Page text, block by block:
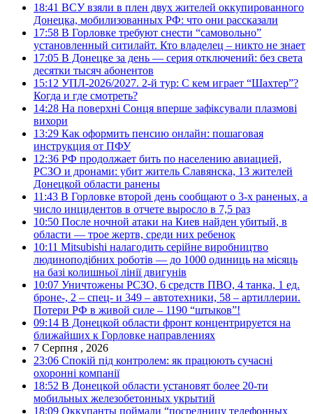
18:41 ВСУ взяли в плен двух жителей оккупированного
Донецка, мобилизованных РФ: что они рассказали
17:58 В Горловке требуют снести “самовольно”
установленный ситилайт. Кто владелец – никто не знает
17:05 В Донецке за день — серия отключений: без света
десятки тысяч абонентов
15:12 УПЛ-2026/2027. 2-й тур: С кем играет “Шахтер”?
Когда и где смотреть?
14:28 На поверхні Сонця вперше зафіксували плазмові
вихори
13:29 Как оформить пенсию онлайн: пошаговая
инструкция от ПФУ
12:36 РФ продолжает бить по населению авиацией,
РСЗО и дронами: убит житель Славянска, 13 жителей
Донецкой области ранены
11:43 В Горловке второй день сообщают о 3-х раненых, а
число инцидентов в отчете выросло в 7,5 раз
10:50 После ночной атаки на Киев найден убитый, в
области — трое жертв, среди них ребенок
10:11 Mitsubishi налагодить серійне виробництво
людиноподібних роботів — до 1000 одиниць на місяць
на базі колишньої лінії двигунів
10:07 Уничтожены РСЗО, 6 средств ПВО, 4 танка, 1 ед.
броне-, 2 – спец- и 349 – автотехники, 58 – артиллерии.
Потери РФ в живой силе – 1190 “штыков”!
09:14 В Донецкой области фронт концентрируется на
ближайших к Горловке направлениях
7 Серпня , 2026
23:06 Спокій під контролем: як працюють сучасні
охоронні компанії
18:52 В Донецкой области установят более 20-ти
мобильных железобетонных укрытий
18:09 Оккупанты поймали “посредницу телефонных